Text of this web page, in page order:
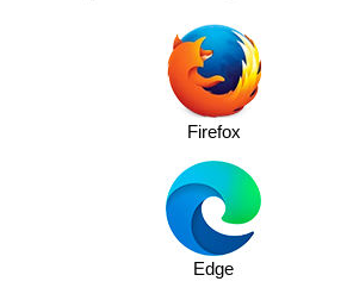
Firefox
Edge